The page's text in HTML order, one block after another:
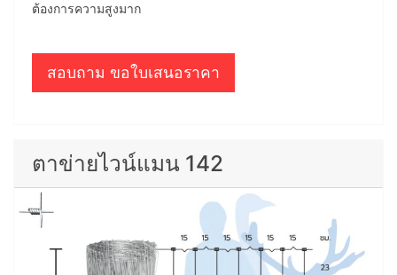
ต้องการความสูงมาก
สอบถาม ขอใบเสนอราคา
ตาข่ายไวน์แมน 142